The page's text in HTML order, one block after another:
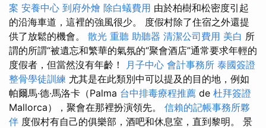
案 安養中心 到府外燴 除白蟻費用 由於柏樹和松密度引起
的沿海車道，這裡的強風很少。 度假村除了住宿之外還提
供了放鬆的機會。 散光 重聽 助聽器 清潔公司費用 美白 所
謂的所謂“被遺忘和繁華的氣氛的“聚會酒店”通常要求年輕的
度假者，但當然沒有年齡！ 月子中心 會計事務所 泰國簽證
整骨學徒訓練 尤其是在此類別中可以提及的目的地，例如
帕爾馬·德·馬洛卡（Palma 台中排毒療程推薦 de 杜拜簽證
Mallorca），聚會在那裡扮演領先。 信賴的記帳事務所夥
伴 度假村有自己的俱樂部，酒吧和休息室，直到黎明。 景